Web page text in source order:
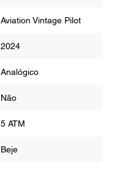
Aviation Vintage Pilot
2024
Analógico
Não
5 ATM
Beje